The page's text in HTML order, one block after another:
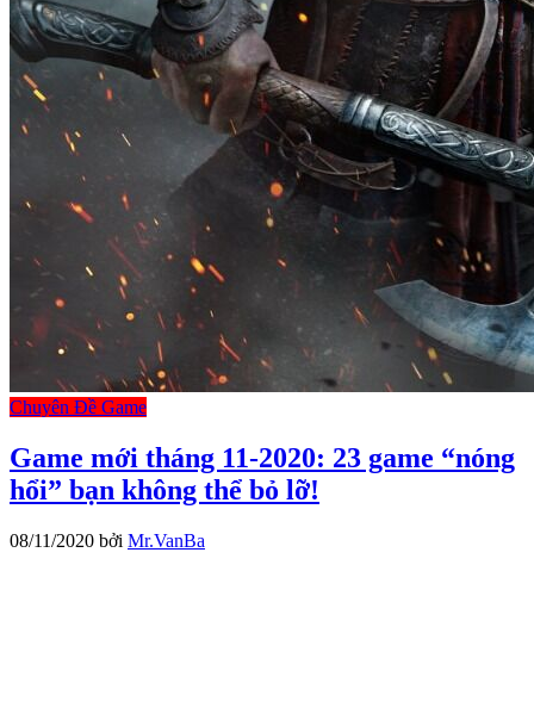
Chuyên Đề Game
Game mới tháng 11-2020: 23 game “nóng
hổi” bạn không thể bỏ lỡ!
08/11/2020 bởi Mr.VanBa